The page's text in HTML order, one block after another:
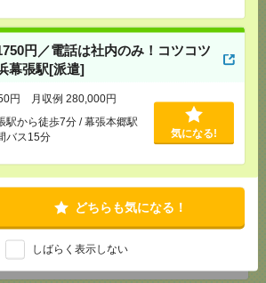
円／電話は社内のみ！コツコツ
幕張駅[派遣]
円 月収例 280,000円
駅から徒歩7分 / 幕張本郷駅
バス15分
気になる!
どちらも気になる！
しばらく表示しない
収例 280,000円
徒歩7分/幕張本郷駅から
収例 272,000円